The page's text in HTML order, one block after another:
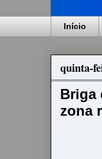
Início
quinta-
Briga
zona